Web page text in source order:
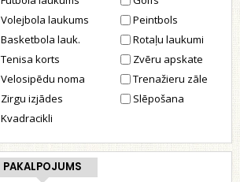
Volejbola laukums
Basketbola lauk.
Tenisa korts
Velosipēdu noma
Zirgu izjādes
Kvadracikli
Peintbols
Rotaļu laukumi
Zvēru apskate
Trenažieru zāle
Slēpošana
PAKALPOJUMS